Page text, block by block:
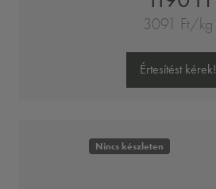
3091 Ft/kg
Értesítést kérek!
Nincs készleten